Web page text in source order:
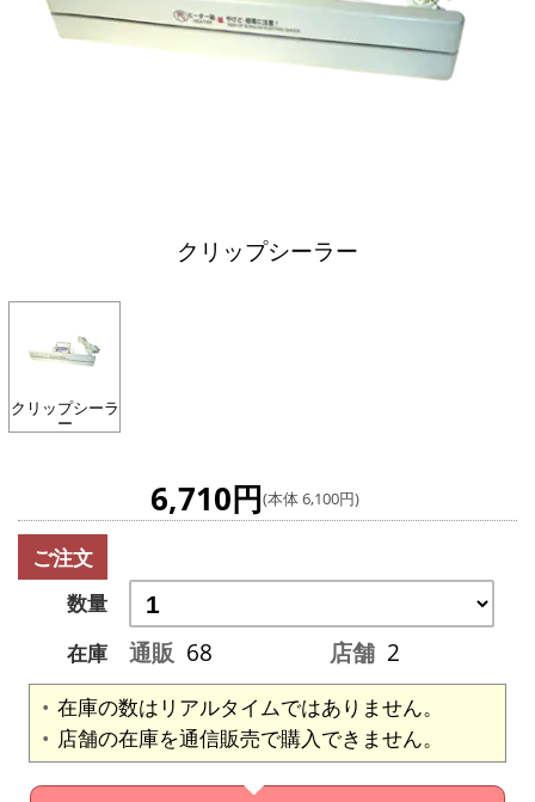
クリップシーラー
クリップシーラ
ー
6,710円(本体 6,100円)
ご注文
数量
在庫
通販 68 店舗 2
在庫の数はリアルタイムではありません。
店舗の在庫を通信販売で購入できません。